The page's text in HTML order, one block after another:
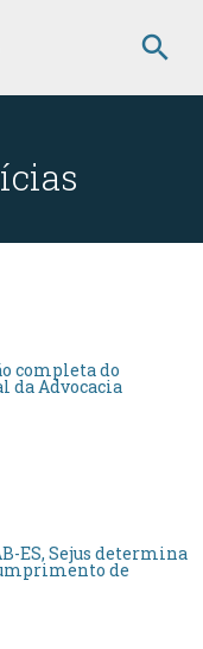
search
completa do
da Advocacia
ES, Sejus determina
de